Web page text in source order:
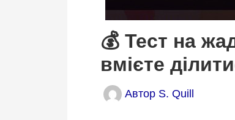
💰 Тест на
вмієте
Автор S. Quill